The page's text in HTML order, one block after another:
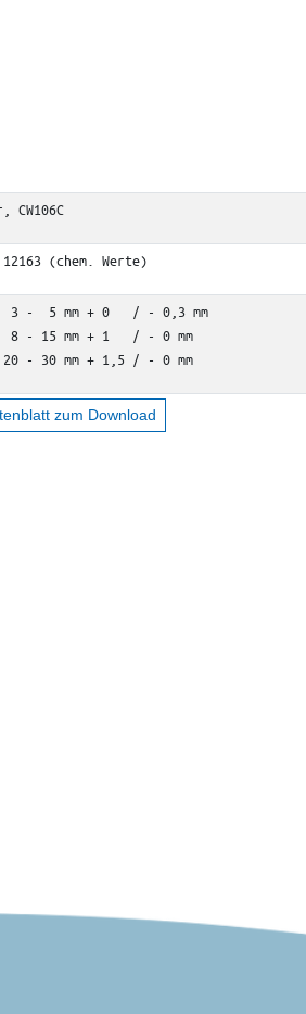
CW106C
12163 (chem. Werte)
3 -  5 mm + 0   / - 0,3 mm
8 - 15 mm + 1   / - 0 mm
- 30 mm + 1,5 / - 0 mm
zum Download